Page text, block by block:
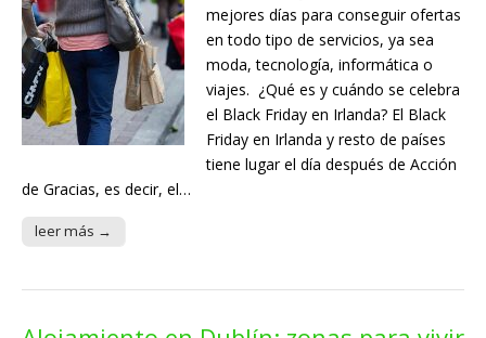
mejores días para conseguir ofertas
en todo tipo de servicios, ya sea
moda, tecnología, informática o
viajes. ¿Qué es y cuándo se celebra
el Black Friday en Irlanda? El Black
Friday en Irlanda y resto de países
tiene lugar el día después de Acción
de Gracias, es decir, el…
leer más →